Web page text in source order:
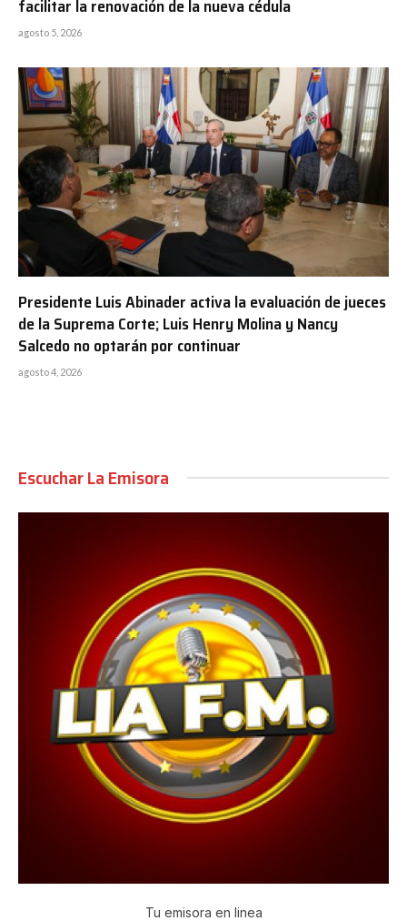
facilitar la renovación de la nueva cédula
agosto 5, 2026
Presidente Luis Abinader activa la evaluación de jueces
de la Suprema Corte; Luis Henry Molina y Nancy
Salcedo no optarán por continuar
agosto 4, 2026
Escuchar La Emisora
Tu emisora en linea